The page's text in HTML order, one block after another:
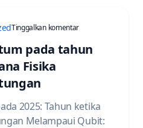
Tinggalkan komentarpada Quantum
pada tahun
Fisika
2025: Tahun ketika
Melampaui Qubit: